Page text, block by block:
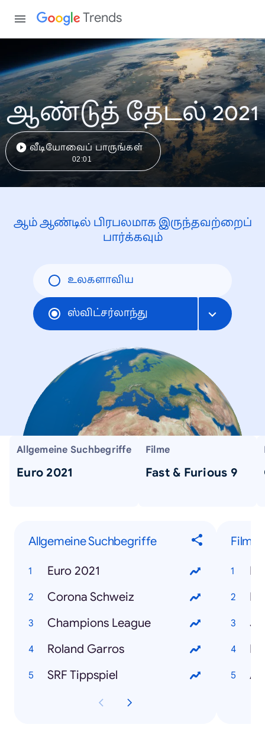
Trends
ஆண்டுத் தேடல் 2021
வீடியோவைப் பாருங்கள்
02:01
ஆம் ஆண்டில் பிரபலமாக இருந்தவற்றைப்
பார்க்கவும்
உலகளாவிய
ஸ்விட்சர்லாந்து
Allgemeine Suchbegriffe
Euro 2021
Filme
Fast & Furious 9
Allgemeine Suchbegriffe
Euro 2021
Corona Schweiz
Champions League
Roland Garros
SRF Tippspiel
Filme